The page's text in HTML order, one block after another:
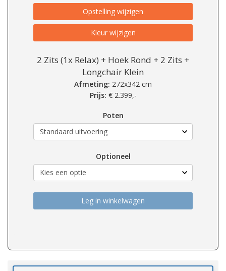
Opstelling wijzigen
Kleur wijzigen
2 Zits (1x Relax) + Hoek Rond + 2 Zits +
Longchair Klein
Afmeting: 272x342 cm
Prijs: € 2.399,-
Poten
Optioneel
Leg in winkelwagen